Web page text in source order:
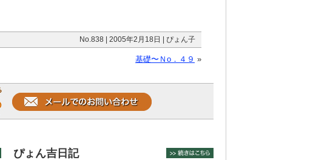
No.838 | 2005年2月18日 | ぴょん子
基礎〜Ｎo．４９ »
ぴょん吉日記